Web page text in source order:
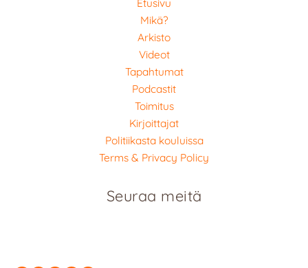
Etusivu
Mikä?
Arkisto
Videot
Tapahtumat
Podcastit
Toimitus
Kirjoittajat
Politiikasta kouluissa
Terms & Privacy Policy
Seuraa meitä